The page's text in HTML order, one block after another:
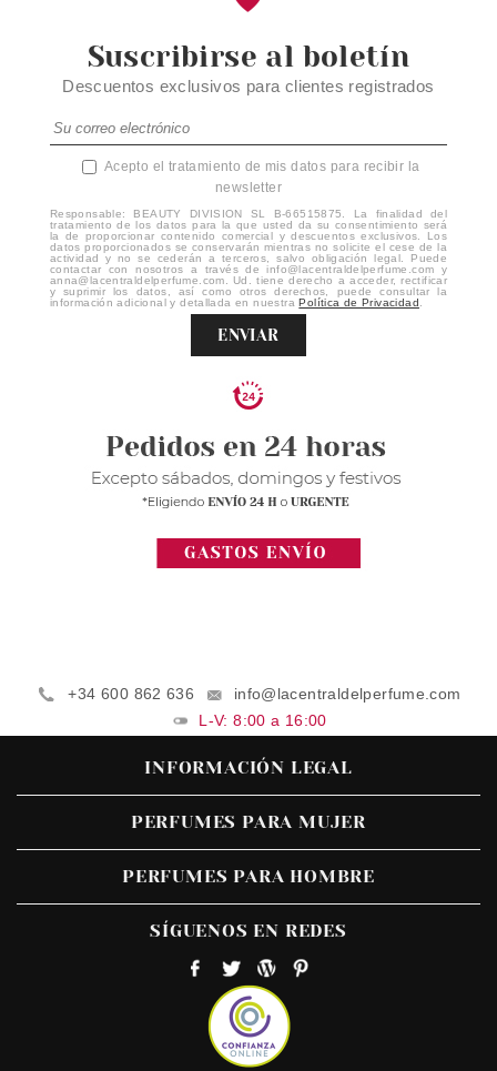
Suscribirse al boletín
Descuentos exclusivos para clientes registrados
Acepto el tratamiento de mis datos para recibir la
newsletter
Responsable: BEAUTY DIVISION SL B-66515875. La finalidad del
tratamiento de los datos para la que usted da su consentimiento será
la de proporcionar contenido comercial y descuentos exclusivos. Los
datos proporcionados se conservarán mientras no solicite el cese de la
actividad y no se cederán a terceros, salvo obligación legal. Puede
contactar con nosotros a través de info@lacentraldelperfume.com y
anna@lacentraldelperfume.com. Ud. tiene derecho a acceder, rectificar
y suprimir los datos, así como otros derechos, puede consultar la
información adicional y detallada en nuestraPolítica de Privacidad
ENVIAR
+34 600 862 636
info@lacentraldelperfume.com
L-V: 8:00 a 16:00
INFORMACIÓN LEGAL
PERFUMES PARA MUJER
PERFUMES PARA HOMBRE
SÍGUENOS EN REDES